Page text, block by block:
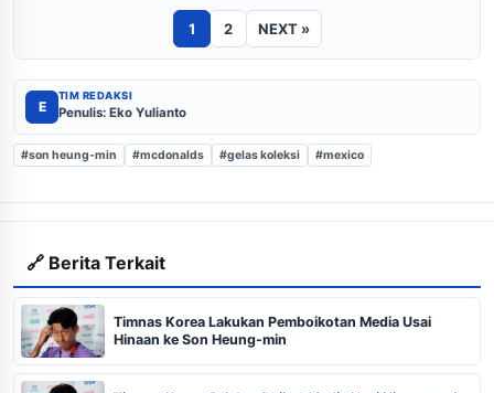
1 2 NEXT »
E
TIM REDAKSI
Penulis: Eko Yulianto
#son heung-min #mcdonalds #gelas koleksi #mexico
🔗 Berita Terkait
Timnas Korea Lakukan Pemboikotan Media Usai
Hinaan ke Son Heung-min